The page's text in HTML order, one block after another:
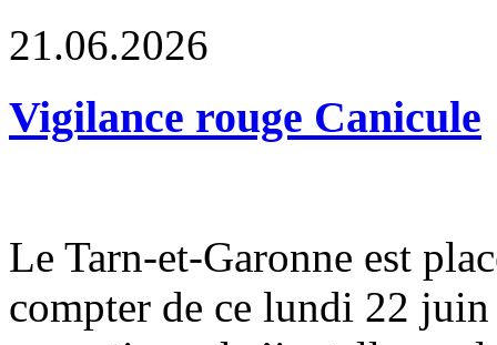
21.06.2026
Vigilance rouge Canicule
Le Tarn-et-Garonne est
compter de ce lundi 22